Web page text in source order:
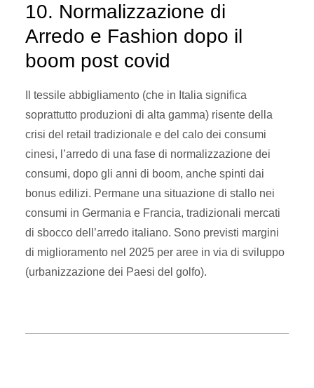
10. Normalizzazione di
Arredo e Fashion dopo il
boom post covid
Il tessile abbigliamento (che in Italia significa
soprattutto produzioni di alta gamma) risente della
crisi del retail tradizionale e del calo dei consumi
cinesi, l’arredo di una fase di normalizzazione dei
consumi, dopo gli anni di boom, anche spinti dai
bonus edilizi. Permane una situazione di stallo nei
consumi in Germania e Francia, tradizionali mercati
di sbocco dell’arredo italiano. Sono previsti margini
di miglioramento nel 2025 per aree in via di sviluppo
(urbanizzazione dei Paesi del golfo).